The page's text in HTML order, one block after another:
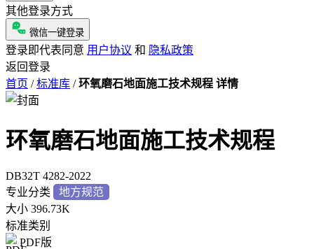
其他登录方式
微信一键登录
登录即代表同意 用户协议 和 隐私政策
返回登录
首页 / 标准库 / 环氧磨石地面施工技术规程 详情
环氧磨石地面施工技术规程
DB32T 4282-2022
专业分类
地方规范
大小 396.73K
标准类别
PDF版